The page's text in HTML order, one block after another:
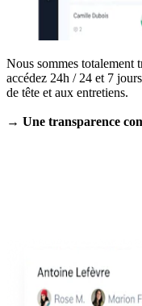
Nous sommes totalement
accédez 24h / 24 et 7
de tête et aux entretiens.
→ Une transparence